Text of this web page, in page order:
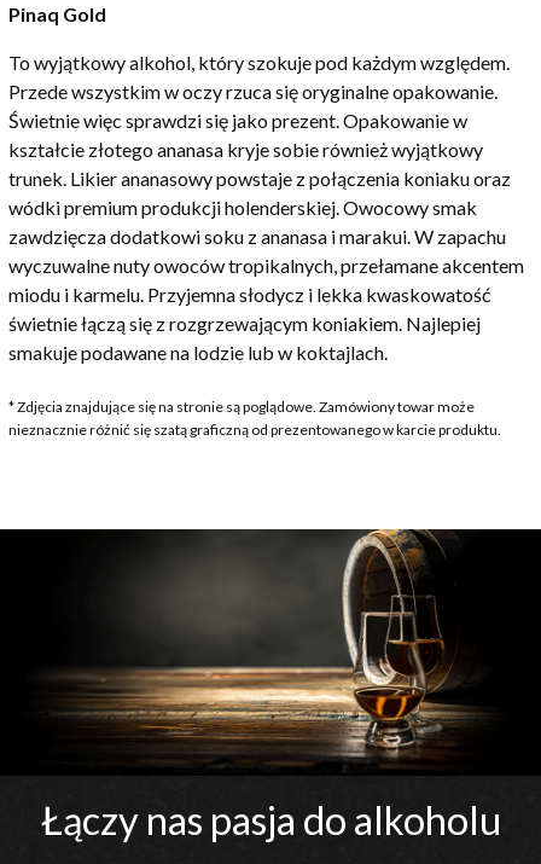
Pinaq Gold
To wyjątkowy alkohol, który szokuje pod każdym względem.
Przede wszystkim w oczy rzuca się oryginalne opakowanie.
Świetnie więc sprawdzi się jako prezent. Opakowanie w
kształcie złotego ananasa kryje sobie również wyjątkowy
trunek. Likier ananasowy powstaje z połączenia koniaku oraz
wódki premium produkcji holenderskiej. Owocowy smak
zawdzięcza dodatkowi soku z ananasa i marakui. W zapachu
wyczuwalne nuty owoców tropikalnych, przełamane akcentem
miodu i karmelu. Przyjemna słodycz i lekka kwaskowatość
świetnie łączą się z rozgrzewającym koniakiem. Najlepiej
smakuje podawane na lodzie lub w koktajlach.
* Zdjęcia znajdujące się na stronie są poglądowe. Zamówiony towar może
nieznacznie różnić się szatą graficzną od prezentowanego w karcie produktu.
Łączy nas pasja do alkoholu